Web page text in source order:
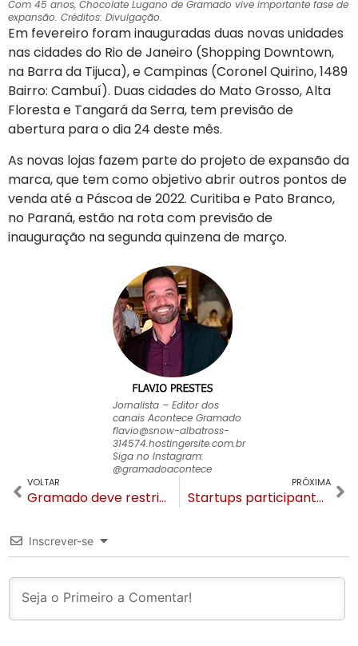
Com 45 anos, Chocolate Lugano de Gramado vive importante fase de
expansão. Créditos: Divulgação.
Em fevereiro foram inauguradas duas novas unidades
nas cidades do Rio de Janeiro (Shopping Downtown,
na Barra da Tijuca), e Campinas (Coronel Quirino, 1489
Bairro: Cambuí). Duas cidades do Mato Grosso, Alta
Floresta e Tangará da Serra, tem previsão de
abertura para o dia 24 deste mês.
As novas lojas fazem parte do projeto de expansão da
marca, que tem como objetivo abrir outros pontos de
venda até a Páscoa de 2022. Curitiba e Pato Branco,
no Paraná, estão na rota com previsão de
inauguração na segunda quinzena de março.
Jornalista – Editor dos
canais Acontece Gramado
flavio@snow-albatross-
314574.hostingersite.com.br
Siga no Instagram:
@gramadoacontece
VOLTAR
Gramado deve restringir caminhões na região central da cidade a partir de abril
PRÓXIMA
Startups participantes da Gramado Summit poderão receber de 200 mil a 1 milhão em investimento
Inscrever-se